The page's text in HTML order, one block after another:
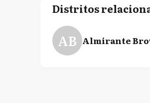
Distritos
AB Almirante